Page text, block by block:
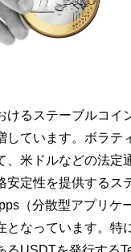
けるステーブルコイ
しています。ボラテ
、米ドルなどの法定
安定性を提供するス
（分散型アプリケ
となっています。特